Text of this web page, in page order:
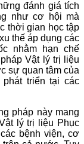
đánh giá tích
như cơ hội mà
thời gian học tập
thế áp dụng các
nhằm hạn chế
Vật lý trị liệu
sự quan tâm của
triển tại các
pháp này mang
lý trị liệu Phục
bệnh viện, cơ